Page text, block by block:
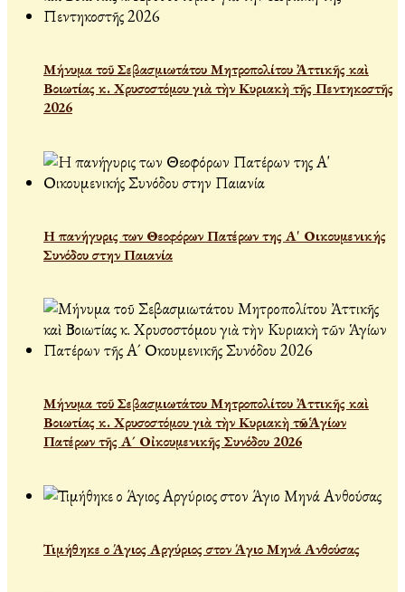
Μήνυμα τοῦ Σεβασμιωτάτου Μητροπολίτου Ἀττικῆς καὶ
Βοιωτίας κ. Χρυσοστόμου γιὰ τὴν Κυριακὴ τῆς Πεντηκοστῆς
2026
Η πανήγυρις των Θεοφόρων Πατέρων της Α' Οικουμενικής
Συνόδου στην Παιανία
Μήνυμα τοῦ Σεβασμιωτάτου Μητροπολίτου Ἀττικῆς καὶ
Βοιωτίας κ. Χρυσοστόμου γιὰ τὴν Κυριακὴ τῶν Ἁγίων
Πατέρων τῆς Α´ Οἰκουμενικῆς Συνόδου 2026
Τιμήθηκε ο Άγιος Αργύριος στον Άγιο Μηνά Ανθούσας